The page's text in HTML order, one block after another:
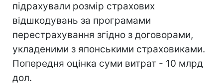
підрахували розмір страхових
відшкодувань за програмами
перестрахування згідно з договорами,
укладеними з японськими страховиками.
Попередня оцінка суми витрат - 10 млрд
дол.